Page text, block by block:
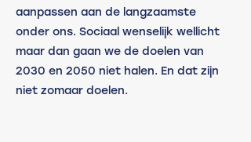
aanpassen aan de langzaamste
onder ons. Sociaal wenselijk wellicht
maar dan gaan we de doelen van
2030 en 2050 niet halen. En dat zijn
niet zomaar doelen.